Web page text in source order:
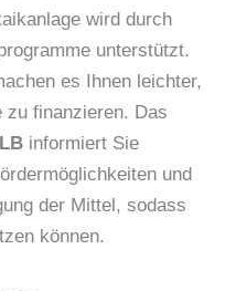
wird durch
unterstützt.
es Ihnen leichter,
zu finanzieren. Das
informiert Sie
und
der Mittel, sodass
können.